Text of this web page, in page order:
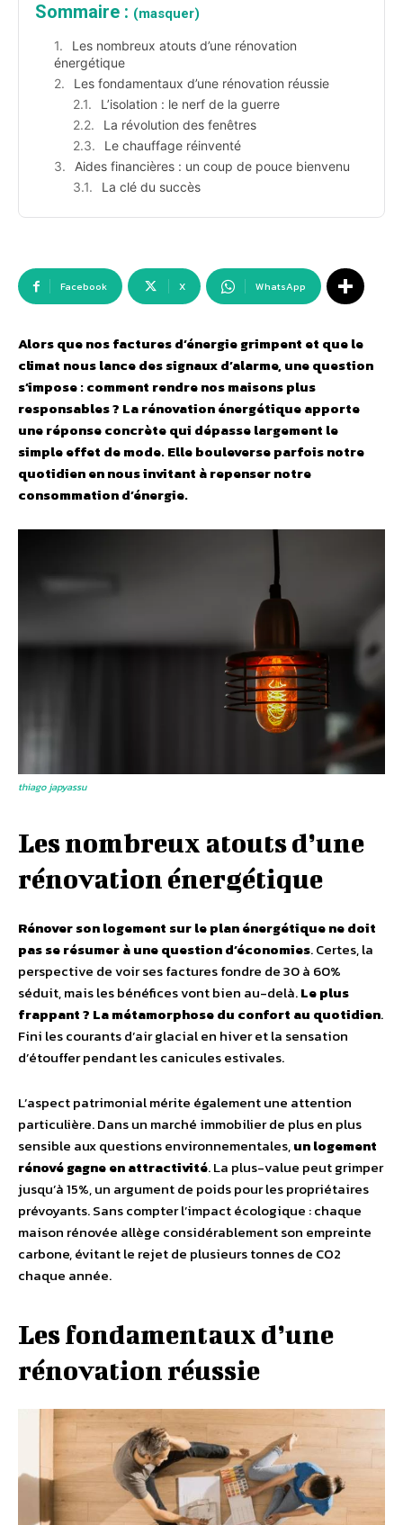
Sommaire : (masquer)
Les nombreux atouts d’une rénovation
énergétique
Les fondamentaux d’une rénovation réussie
L’isolation : le nerf de la guerre
La révolution des fenêtres
Le chauffage réinventé
Aides financières : un coup de pouce bienvenu
La clé du succès
Facebook X WhatsApp
Alors que nos factures d’énergie grimpent et que le
climat nous lance des signaux d’alarme, une question
s’impose : comment rendre nos maisons plus
responsables ? La rénovation énergétique apporte
une réponse concrète qui dépasse largement le
simple effet de mode. Elle bouleverse parfois notre
quotidien en nous invitant à repenser notre
consommation d’énergie.
thiago japyassu
Les nombreux atouts d’une
rénovation énergétique
Rénover son logement sur le plan énergétique ne doit
pas se résumer à une question d’économies. Certes, la
perspective de voir ses factures fondre de 30 à 60%
séduit, mais les bénéfices vont bien au-delà.Le plus
frappant ? La métamorphose du confort au quotidien.
Fini les courants d’air glacial en hiver et la sensation
d’étouffer pendant les canicules estivales.
L’aspect patrimonial mérite également une attention
particulière. Dans un marché immobilier de plus en plus
sensible aux questions environnementales,un logement
rénové gagne en attractivité. La plus-value peut grimper
jusqu’à 15%, un argument de poids pour les propriétaires
prévoyants. Sans compter l’impact écologique : chaque
maison rénovée allège considérablement son empreinte
carbone, évitant le rejet de plusieurs tonnes de CO2
chaque année.
Les fondamentaux d’une
rénovation réussie